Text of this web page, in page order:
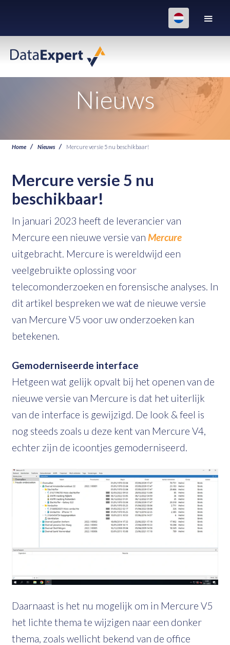
Nieuws
Home Nieuws Mercure versie 5 nu beschikbaar!
Mercure versie 5 nu
beschikbaar!
In januari 2023 heeft de leverancier van
Mercure een nieuwe versie van Mercure
uitgebracht. Mercure is wereldwijd een
veelgebruikte oplossing voor
telecomonderzoeken en forensische analyses. In
dit artikel bespreken we wat de nieuwe versie
van Mercure V5 voor uw onderzoeken kan
betekenen.
Gemoderniseerde interface
Hetgeen wat gelijk opvalt bij het openen van de
nieuwe versie van Mercure is dat het uiterlijk
van de interface is gewijzigd. De look & feel is
nog steeds zoals u deze kent van Mercure V4,
echter zijn de icoontjes gemoderniseerd.
Daarnaast is het nu mogelijk om in Mercure V5
het lichte thema te wijzigen naar een donker
thema, zoals wellicht bekend van de office